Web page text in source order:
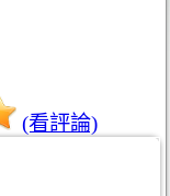
(看評論)